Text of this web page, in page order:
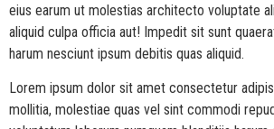
eius earum ut molestias architecto voluptate
aliquid culpa officia aut! Impedit sit sunt
harum nesciunt ipsum debitis quas aliquid.
Lorem ipsum dolor sit amet consectetur
mollitia, molestiae quas vel sint commodi